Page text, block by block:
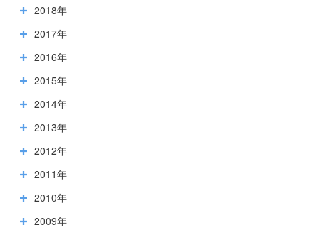
2018年
2017年
2016年
2015年
2014年
2013年
2012年
2011年
2010年
2009年